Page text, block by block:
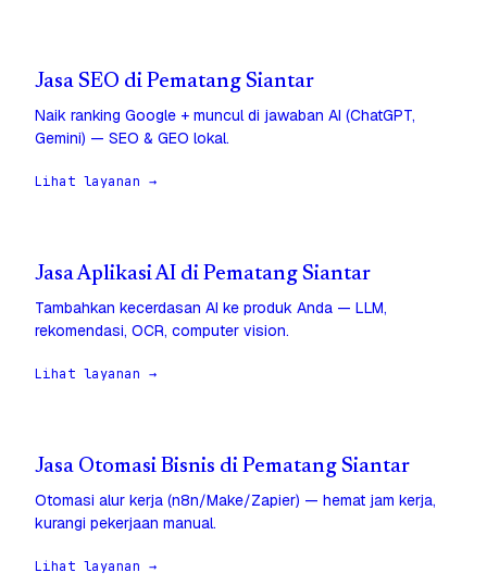
Jasa SEO di Pematang Siantar
Naik ranking Google + muncul di jawaban AI (ChatGPT,
Gemini) — SEO & GEO lokal.
Lihat layanan →
Jasa Aplikasi AI di Pematang Siantar
Tambahkan kecerdasan AI ke produk Anda — LLM,
rekomendasi, OCR, computer vision.
Lihat layanan →
Jasa Otomasi Bisnis di Pematang Siantar
Otomasi alur kerja (n8n/Make/Zapier) — hemat jam kerja,
kurangi pekerjaan manual.
Lihat layanan →